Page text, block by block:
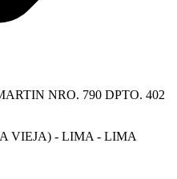
NRO. 790 DPTO. 402
VIEJA) - LIMA - LIMA